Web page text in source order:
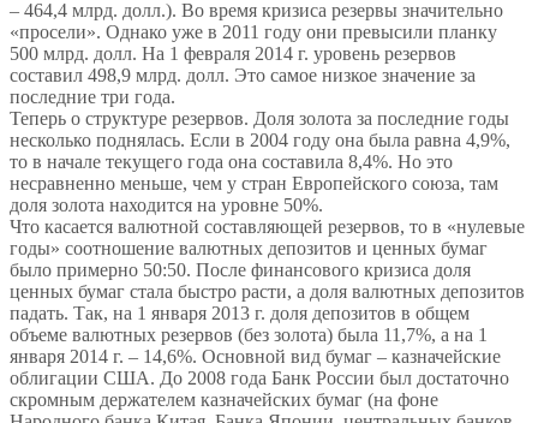
– 464,4 млрд. долл.). Во время кризиса резервы значительно
«просели». Однако уже в 2011 году они превысили планку
500 млрд. долл. На 1 февраля 2014 г. уровень резервов
составил 498,9 млрд. долл. Это самое низкое значение за
последние три года.
Теперь о структуре резервов. Доля золота за последние годы
несколько поднялась. Если в 2004 году она была равна 4,9%,
то в начале текущего года она составила 8,4%. Но это
несравненно меньше, чем у стран Европейского союза, там
доля золота находится на уровне 50%.
Что касается валютной составляющей резервов, то в «нулевые
годы» соотношение валютных депозитов и ценных бумаг
было примерно 50:50. После финансового кризиса доля
ценных бумаг стала быстро расти, а доля валютных депозитов
падать. Так, на 1 января 2013 г. доля депозитов в общем
объеме валютных резервов (без золота) была 11,7%, а на 1
января 2014 г. – 14,6%. Основной вид бумаг – казначейские
облигации США. До 2008 года Банк России был достаточно
скромным держателем казначейских бумаг (на фоне